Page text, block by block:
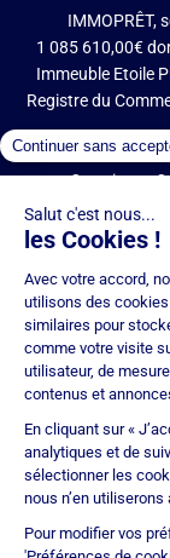
IMMOPRÊT,
1 085 610,00€
Immeuble Etoile
Registre du
IMMOPRÊT est
que Courtier en
(COBSP),
services de
(RCS Nancy
036 794) pour le
Société soumise
de Résolution
Place de
d'agences
responsabilité